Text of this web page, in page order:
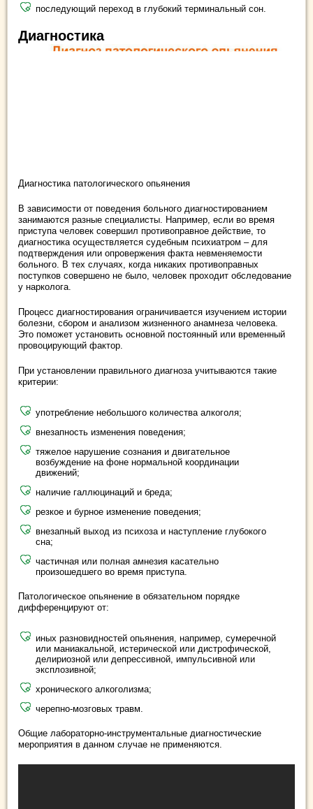
последующий переход в глубокий терминальный сон.
Диагностика
Диагностика патологического опьянения
В зависимости от поведения больного диагностированием
занимаются разные специалисты. Например, если во время
приступа человек совершил противоправное действие, то
диагностика осуществляется судебным психиатром – для
подтверждения или опровержения факта невменяемости
больного. В тех случаях, когда никаких противоправных
поступков совершено не было, человек проходит обследование
у нарколога.
Процесс диагностирования ограничивается изучением истории
болезни, сбором и анализом жизненного анамнеза человека.
Это поможет установить основной постоянный или временный
провоцирующий фактор.
При установлении правильного диагноза учитываются такие
критерии:
употребление небольшого количества алкоголя;
внезапность изменения поведения;
тяжелое нарушение сознания и двигательное
возбуждение на фоне нормальной координации
движений;
наличие галлюцинаций и бреда;
резкое и бурное изменение поведения;
внезапный выход из психоза и наступление глубокого
сна;
частичная или полная амнезия касательно
произошедшего во время приступа.
Патологическое опьянение в обязательном порядке
дифференцируют от:
иных разновидностей опьянения, например, сумеречной
или маниакальной, истерической или дистрофической,
делириозной или депрессивной, импульсивной или
эксплозивной;
хронического алкоголизма;
черепно-мозговых травм.
Общие лабораторно-инструментальные диагностические
мероприятия в данном случае не применяются.